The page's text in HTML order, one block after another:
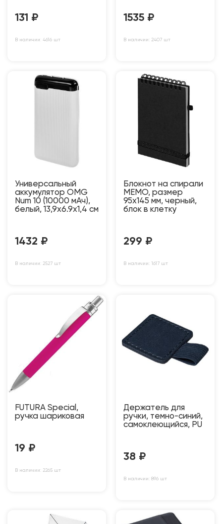
131 ₽
В наличии: 4616 шт
1535 ₽
В наличии: 2407 шт
Универсальный
аккумулятор OMG
Num 10 (10000 мАч),
белый, 13,9х6.9х1,4 см
1432 ₽
В наличии: 2527 шт
Блокнот на спирали
MEMO, размер
95х145 мм, черный,
блок в клетку
299 ₽
В наличии: 1617 шт
FUTURA Special,
ручка шариковая
19 ₽
В наличии: 2265 шт
Держатель для
ручки, темно-синий,
самоклеющийся, PU
38 ₽
В наличии: 896 шт